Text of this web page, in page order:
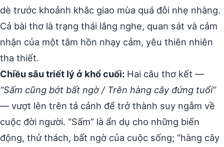
dè trước khoảnh khắc giao mùa quá đỗi nhẹ nhàng.
Cả bài thơ là trạng thái lắng nghe, quan sát và cảm
nhận của một tâm hồn nhạy cảm, yêu thiên nhiên
tha thiết.
Chiều sâu triết lý ở khổ cuối: Hai câu thơ kết —
“Sấm cũng bớt bất ngờ / Trên hàng cây đứng tuổi”
— vượt lên trên tả cảnh để trở thành suy ngẫm về
cuộc đời người. “Sấm” là ẩn dụ cho những biến
động, thử thách, bất ngờ của cuộc sống; “hàng cây